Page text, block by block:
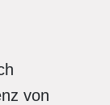
von